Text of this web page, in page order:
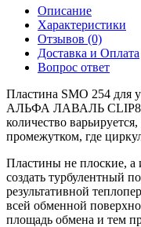
Описание
Характеристики
Отзывов (0)
Доставка и Оплата
Вопрос ответ
Пластина SMO 254 для
АЛЬФА ЛАВАЛЬ CLIP8 –
количество
промежутком, где
Пластины не плоские,
создать турбулентный
результативной
всей обменной
площадь обмена и тем